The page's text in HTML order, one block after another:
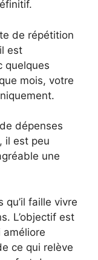
de répétition
est
quelques
mois, votre
dépenses
il est peu
une
faille vivre
L’objectif est
ce qui relève